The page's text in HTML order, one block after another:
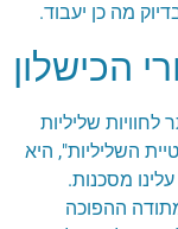
מה כן יעבוד.
הכישלון
שליליות
השליליות", היא
מסכנות.
ההפוכה